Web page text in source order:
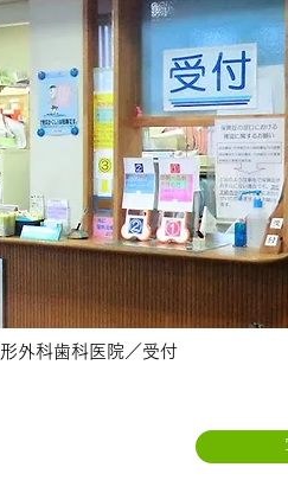
外科歯科医院／受付